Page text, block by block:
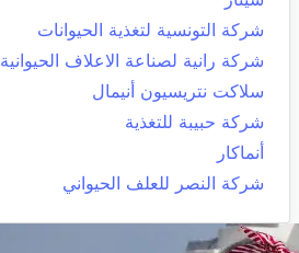
شركة التونسية لتغذية الحيوانات
شركة رانية لصناعة الاعلاف الحيوانية
سلاكت نتريسيون أنيمال
شركة حبيبة للتغذية
أنماكار
شركة النصر للعلف الحيواني